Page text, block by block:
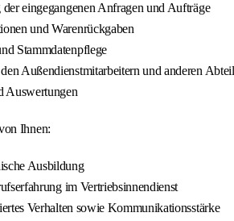
eingegangenen Anfragen und Aufträge
und Warenrückgaben
Stammdatenpflege
Außendienstmitarbeitern und anderen
Auswertungen
Ihnen:
Ausbildung
im Vertriebsinnendienst
Verhalten sowie Kommunikationsstärke